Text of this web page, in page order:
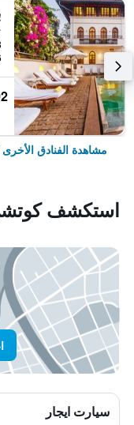
مشاهدة الفنادق
استكشف
سيارت ايجار